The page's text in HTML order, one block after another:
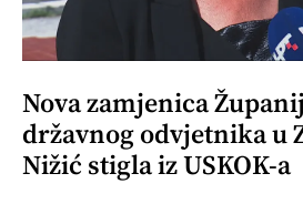
Nova zamjenica
državnog odvjetnika u
Nižić stigla iz USKOK-a